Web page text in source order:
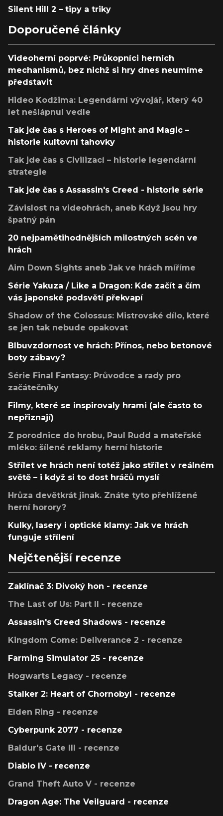
Silent Hill 2 – tipy a triky
Doporučené články
Videoherní poprvé: Průkopníci herních
mechanismů, bez nichž si hry dnes neumíme
představit
Hideo Kodžima: Legendární vývojář, který 40
let nešlápnul vedle
Tak jde čas s Heroes of Might and Magic –
historie kultovní tahovky
Tak jde čas s Civilizací – historie legendární
strategie
Tak jde čas s Assassin's Creed - historie série
Závislost na videohrách, aneb Když jsou hry
špatný pán
20 nejpamětihodnějších milostných scén ve
hrách
Aim Down Sights aneb Jak ve hrách míříme
Série Yakuza / Like a Dragon: Kde začít a čím
vás japonské podsvětí překvapí
Shadow of the Colossus: Mistrovské dílo, které
se jen tak nebude opakovat
Blbuvzdornost ve hrách: Přínos, nebo betonové
boty zábavy?
Série Final Fantasy: Průvodce a rady pro
začátečníky
Filmy, které se inspirovaly hrami (ale často to
nepřiznají)
Z porodnice do hrobu, Paul Rudd a mateřské
mléko: šílené reklamy herní historie
Střílet ve hrách není totéž jako střílet v reálném
světě – i když si to dost hráčů myslí
Hrůza devětkrát jinak. Znáte tyto přehlížené
herní horory?
Kulky, lasery i optické klamy: Jak ve hrách
funguje střílení
Nejčtenější recenze
Zaklínač 3: Divoký hon - recenze
The Last of Us: Part II - recenze
Assassin's Creed Shadows - recenze
Kingdom Come: Deliverance 2 - recenze
Farming Simulator 25 - recenze
Hogwarts Legacy - recenze
Stalker 2: Heart of Chornobyl - recenze
Elden Ring - recenze
Cyberpunk 2077 - recenze
Baldur's Gate III - recenze
Diablo IV - recenze
Grand Theft Auto V - recenze
Dragon Age: The Veilguard - recenze